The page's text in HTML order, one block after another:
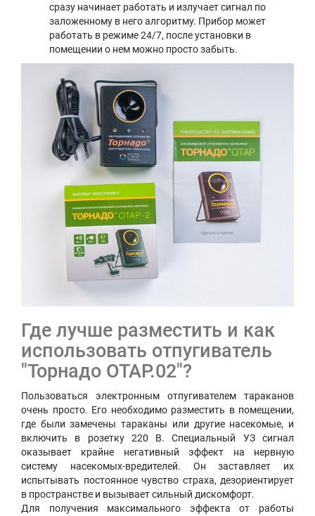
сразу начинает работать и излучает сигнал по
заложенному в него алгоритму. Прибор может
работать в режиме 24/7, после установки в
помещении о нем можно просто забыть.
Где лучше разместить и как
использовать отпугиватель
"Торнадо ОТАР.02"?
Пользоваться электронным отпугивателем тараканов
очень просто. Его необходимо разместить в помещении,
где были замечены тараканы или другие насекомые, и
включить в розетку 220 В. Специальный УЗ сигнал
оказывает крайне негативный эффект на нервную
систему насекомых-вредителей. Он заставляет их
испытывать постоянное чувство страха, дезориентирует
в пространстве и вызывает сильный дискомфорт.
Для получения максимального эффекта от работы